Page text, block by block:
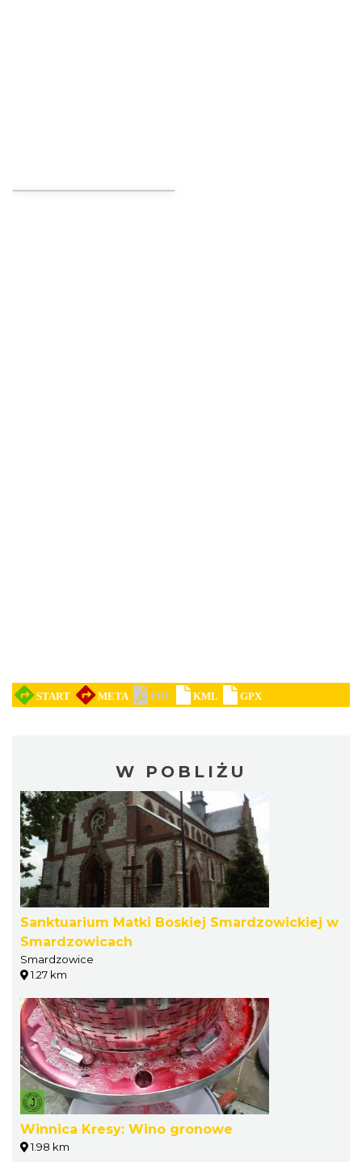
W POBLIŻU
Sanktuarium Matki Boskiej Smardzowickiej w
Smardzowicach
Smardzowice
1.27 km
Winnica Kresy: Wino gronowe
1.98 km